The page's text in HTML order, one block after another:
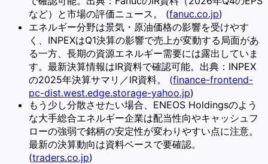
など）と市場の評価ニュース。 (fanuc.co.jp)
エネルギー分野は景気・原油価格の影響を受けやす
く、INPEXはQ1決算の影響で売上が変動する局面があ
る一方、長期の資源エネルギー需要には露出していま
す。最新決算情報はIR資料で確認可能。出典：INPEX
の2025年決算サマリ／IR資料。 (finance-frontend-
pc-dist.west.edge.storage-yahoo.jp)
もう少し分散させたい場合、ENEOS Holdingsのよう
な大手総合エネルギー企業は配当性向やキャッシュフ
ローの強弱で銘柄の安定性が変わりやすい点に注意。
最新の決算動向は資料ベースで要確認。
(traders.co.jp)